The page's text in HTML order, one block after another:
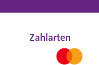
Zahlarten